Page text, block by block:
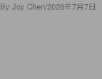
By Joy Chen/2026年7月7日